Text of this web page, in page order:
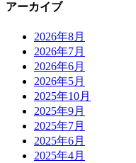
アーカイブ
2026年8月
2026年7月
2026年6月
2026年5月
2025年10月
2025年9月
2025年7月
2025年6月
2025年4月